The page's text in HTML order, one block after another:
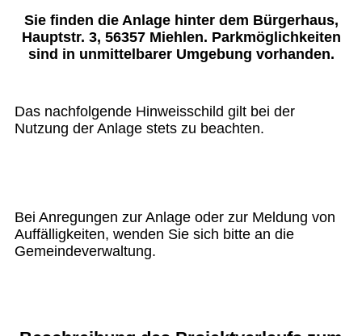
Sie finden die Anlage hinter dem Bürgerhaus,
Hauptstr. 3, 56357 Miehlen. Parkmöglichkeiten
sind in unmittelbarer Umgebung vorhanden.
Das nachfolgende Hinweisschild gilt bei der
Nutzung der Anlage stets zu beachten.
Bei Anregungen zur Anlage oder zur Meldung von
Auffälligkeiten, wenden Sie sich bitte an die
Gemeindeverwaltung.